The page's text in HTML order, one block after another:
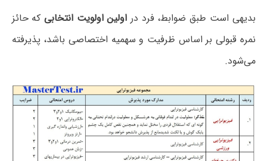
بدیهی است طبق ضوابط، فرد در اولین اولویت انتخابی که حائز
نمره قبولی بر اساس ظرفیت و سهمیه اختصاصی باشد، پذیرفته
می‌شود.